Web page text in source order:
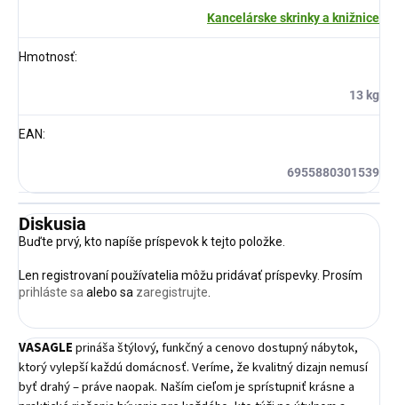
Kancelárske skrinky a knižnice
Hmotnosť:
13 kg
EAN:
6955880301539
Diskusia
Buďte prvý, kto napíše príspevok k tejto položke.
Len registrovaní používatelia môžu pridávať príspevky. Prosím
prihláste sa alebo sa zaregistrujte
VASAGLEprináša štýlový, funkčný a cenovo dostupný nábytok,
ktorý vylepší každú domácnosť. Veríme, že kvalitný dizajn nemusí
byť drahý – práve naopak. Naším cieľom je sprístupniť krásne a